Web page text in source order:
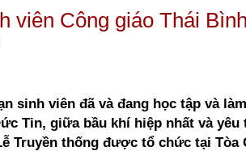
viên Công giáo Thái
sinh viên đã và đang học tập và
Tin, giữa bầu khí hiệp nhất và
Truyền thống được tổ chức tại Tòa